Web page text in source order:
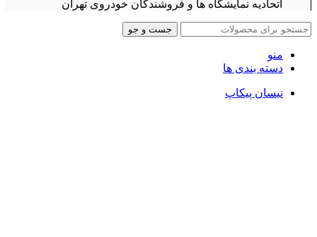
اتحادیه نمایشگاه ها و فروشندگان خودروی تهران
جست و جو
منو
دسته بندی ها
نیسان پیکاپ